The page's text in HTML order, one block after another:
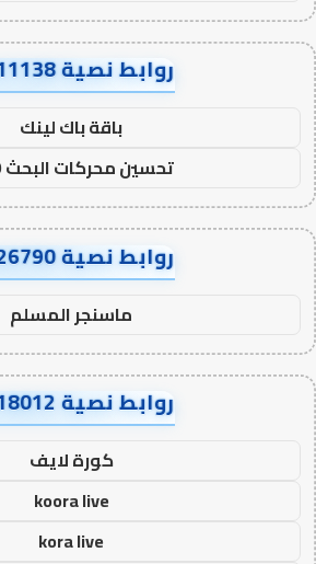
روابط نصية AA11138
باقة باك لينك
تحسين محركات البحث SEO
روابط نصية AA26790
ماسنجر المسلم
روابط نصية AA18012
كورة لايف
koora live
kora live